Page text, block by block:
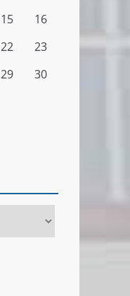
15
16
22
23
29
30